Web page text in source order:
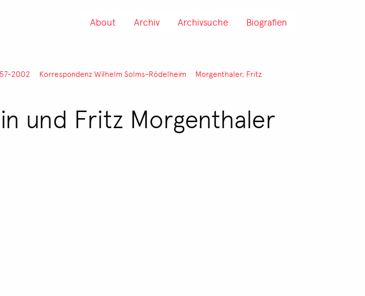
About Archiv Archivsuche Biografien
2002 Korrespondenz Wilhelm Solms-Rödelheim Morgenthaler, Fritz
und Fritz Morgenthaler